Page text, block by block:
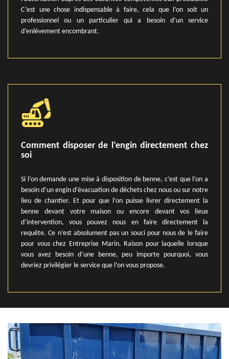
C’est une chose indispensable à faire, cela que l’on soit un
professionnel ou un particulier qui a besoin d’un service
d’enlèvement encombrant.
Comment disposer de l’engin directement chez
soi
Si l’on demande une mise à disposition de benne, c’est que l’on a
besoin d’un engin d’évacuation de déchets chez nous ou sur notre
lieu de chantier. Et pour que l’on puisse livrer directement la
benne devant votre maison ou encore devant vos lieux
d’intervention, vous pouvez nous en faire directement la
requête. Ce n’est absolument pas un souci pour nous de le faire
pour vous chez Entreprise Marin. Raison pour laquelle lorsque
vous avez besoin d’une benne, peu importe pourquoi, vous
devriez privilégier le service que l’on vous propose.